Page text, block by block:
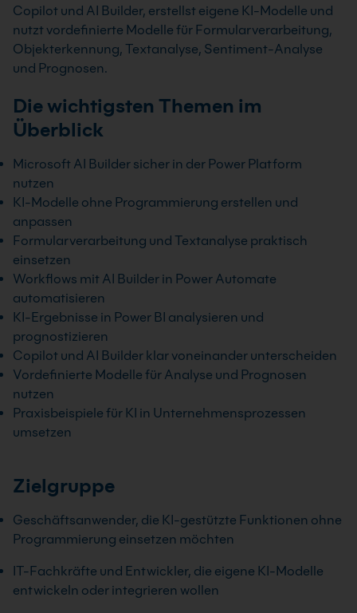
Copilot und AI Builder, erstellst eigene KI-Modelle und
nutzt vordefinierte Modelle für Formularverarbeitung,
Objekterkennung, Textanalyse, Sentiment-Analyse
und Prognosen.
Die wichtigsten Themen im
Überblick
Microsoft AI Builder sicher in der Power Platform
nutzen
KI-Modelle ohne Programmierung erstellen und
anpassen
Formularverarbeitung und Textanalyse praktisch
einsetzen
Workflows mit AI Builder in Power Automate
automatisieren
KI-Ergebnisse in Power BI analysieren und
prognostizieren
Copilot und AI Builder klar voneinander unterscheiden
Vordefinierte Modelle für Analyse und Prognosen
nutzen
Praxisbeispiele für KI in Unternehmensprozessen
umsetzen
Zielgruppe
Geschäftsanwender, die KI-gestützte Funktionen ohne
Programmierung einsetzen möchten
IT-Fachkräfte und Entwickler, die eigene KI-Modelle
entwickeln oder integrieren wollen